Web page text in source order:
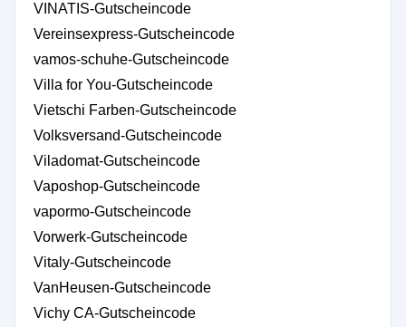
VINATIS-Gutscheincode
Vereinsexpress-Gutscheincode
vamos-schuhe-Gutscheincode
Villa for You-Gutscheincode
Vietschi Farben-Gutscheincode
Volksversand-Gutscheincode
Viladomat-Gutscheincode
Vaposhop-Gutscheincode
vapormo-Gutscheincode
Vorwerk-Gutscheincode
Vitaly-Gutscheincode
VanHeusen-Gutscheincode
Vichy CA-Gutscheincode